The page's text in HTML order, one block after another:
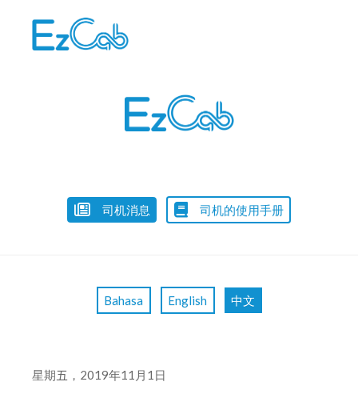
司机消息 司机的使用手册
Bahasa English 中文
星期五 ，2019年11月1日